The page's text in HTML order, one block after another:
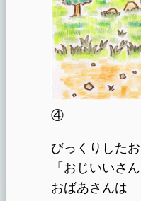
④
びっくりした
「おじいいさ
おばあさんは